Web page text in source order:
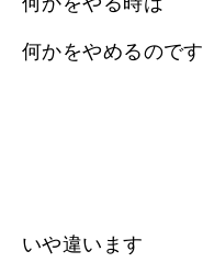
何かをやめるのです
いや違います